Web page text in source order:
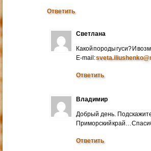
Ответить
Светлана
Какой породы гуси? И
E-mail:
Ответить
Владимир
Добрый день.
Приморский
Ответить